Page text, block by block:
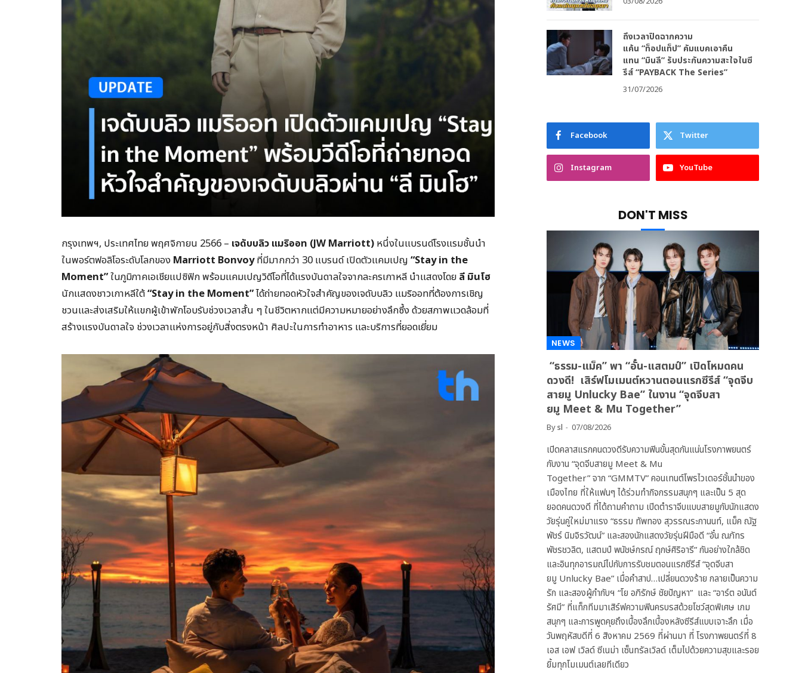
กรุงเทพฯ, ประเทศไทย พฤศจิกายน 2566 – เจดับบลิว แมริออท (JW Marriott) หนึ่งในแบรนด์โรงแรมชั้นนำ
ในพอร์ตฟอลิโอระดับโลกของ Marriott Bonvoyที่มีมากกว่า 30 แบรนด์ เปิดตัวแคมเปญ “Stay in the
Moment”ในภูมิภาคเอเชียแปซิฟิก พร้อมแคมเปญวิดีโอที่ได้แรงบันดาลใจจากละครเกาหลี นำแสดงโดย ลี มินโฮ
นักแสดงชาวเกาหลีใต้“Stay in the Moment”ได้ถ่ายทอดหัวใจสำคัญของเจดับบลิว แมริออทที่ต้องการเชิญ
ชวนและส่งเสริมให้แขกผู้เข้าพักโอบรับช่วงเวลาสั้น ๆ ในชีวิตหากแต่มีความหมายอย่างลึกซึ้ง ด้วยสภาพแวดล้อมที่
สร้างแรงบันดาลใจ ช่วงเวลาแห่งการอยู่กับสิ่งตรงหน้า ศิลปะในการทำอาหาร และบริการที่ยอดเยี่ยม
ถึงเวลาปิดฉากความ
แค้น “ท็อปแท็ป” คัมแบคเอาคืน
แทน “มินลี” รับประกันความสะใจในซี
รีส์ “PAYBACK The Series”
31/07/2026
Facebook Twitter
Instagram YouTube
DON'T MISS
NEWS
“ธรรม-แม็ค” พา “อั๋น-แสตมป์” เปิดโหมดคน
ดวงดี! เสิร์ฟโมเมนต์หวานตอนแรกซีรีส์ “จุดจีบ
สายมู Unlucky Bae” ในงาน “จุดจีบสา
ยมู Meet & Mu Together”
Bysl 07/08/2026
เปิดคลาสแรกคนดวงดีรับความฟินขั้นสุดกันแน่นโรงภาพยนตร์
กับงาน “จุดจีบสายมู Meet & Mu
Together” จาก “GMMTV” คอนเทนต์โพรไวเดอร์ชั้นนำของ
เมืองไทย ที่ให้แฟนๆ ได้ร่วมทำกิจกรรมสนุกๆ และเป็น 5 สุด
ยอดคนดวงดี ที่ได้ถามคำถาม เปิดตำราจีบแบบสายมูกับนักแสดง
วัยรุ่นคู่ใหม่มาแรง “ธรรม ทัพทอง สุวรรณระกานนท์, แม็ค ณัฐ
พัชร์ นิมจิรวัฒน์” และสองนักแสดงวัยรุ่นฝีมือดี “อั๋น ณภัทร
พัชรชวลิต, แสตมป์ พนัชษ์กรณ์ ฤกษ์ศิริอารี” กันอย่างใกล้ชิด
และอินทุกอารมณ์ไปกับการรับชมตอนแรกซีรีส์ “จุดจีบสา
ยมู Unlucky Bae” เมื่อคำสาป…เปลี่ยนดวงร้าย กลายเป็นความ
รัก และสองผู้กำกับฯ “โย อภิรักษ์ ชัยปัญหา” และ “อาร์ต อนันต์
รัศมี” ที่แท็กทีมมาเสิร์ฟความฟินครบรสด้วยโชว์สุดพิเศษ เกม
สนุกๆ และการพูดคุยถึงเบื้องลึกเบื้องหลังซีรีส์แบบเจาะลึก เมื่อ
วันพฤหัสบดีที่ 6 สิงหาคม 2569 ที่ผ่านมา ที่ โรงภาพยนตร์ที่ 8
เอส เอฟ เวิลด์ ซีเนม่า เซ็นทรัลเวิลด์ เต็มไปด้วยความสุขและรอย
ยิ้มทุกโมเมนต์เลยทีเดียว